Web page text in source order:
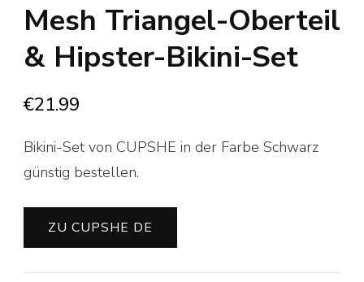
Mesh Triangel-Oberteil
& Hipster-Bikini-Set
€21.99
Bikini-Set von CUPSHE in der Farbe Schwarz
günstig bestellen.
ZU CUPSHE DE